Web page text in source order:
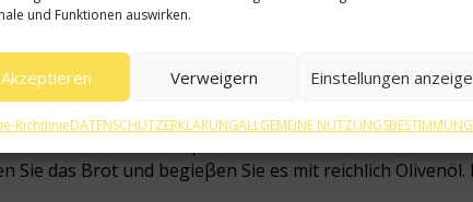
und Funktionen auswirken.
Akzeptieren Verweigern Einstellungen
RichtlinieDATENSCHUTZERKLÄRUNGALLGEMEINE
und Olivenöl
Sie es noch nicht probiert haben, dann schreiben
Sie das Brot und begieβen Sie es mit reichlich Olivenöl.